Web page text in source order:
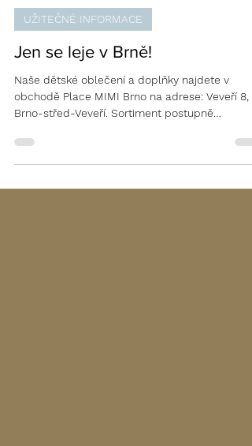
28. 2. 2023
UŽITEČNÉ INFORMACE
Jen se leje v Brně!
Naše dětské oblečení a doplňky najdete v
Brno-střed-Veveří. Sortiment postupně
doplňujeme,...